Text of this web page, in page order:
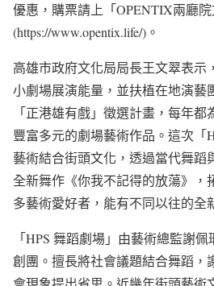
優惠，購票請上「OPENTIX兩廳
(https://www.opentix.life/)。
高雄市政府文化局局長王文翠表示
小劇場展演能量，並扶植在地演藝
「正港雄有戲」徵選計畫，每年
豐富多元的劇場藝術作品。這次「
藝術結合街頭文化，透過當代舞蹈
全新舞作《你我不記得的放蕩》，
多藝術愛好者，能有不同以往的全
「HPS 舞蹈劇場」由藝術總監謝
創團。擅長將社會議題結合舞蹈，